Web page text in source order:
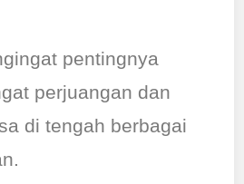
pentingnya
perjuangan dan
di tengah berbagai